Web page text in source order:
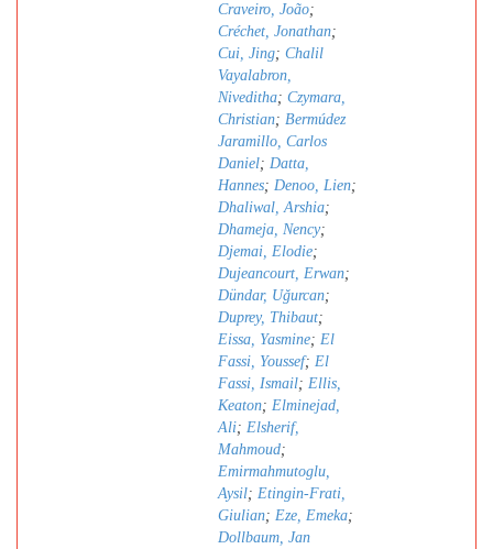
Craveiro, João;
Créchet, Jonathan;
Cui, Jing; Chalil
Vayalabron,
Niveditha; Czymara,
Christian; Bermúdez
Jaramillo, Carlos
Daniel; Datta,
Hannes; Denoo, Lien;
Dhaliwal, Arshia;
Dhameja, Nency;
Djemai, Elodie;
Dujeancourt, Erwan;
Dündar, Uǧurcan;
Duprey, Thibaut;
Eissa, Yasmine; El
Fassi, Youssef; El
Fassi, Ismail; Ellis,
Keaton; Elminejad,
Ali; Elsherif,
Mahmoud;
Emirmahmutoglu,
Aysil; Etingin-Frati,
Giulian; Eze, Emeka;
Dollbaum, Jan